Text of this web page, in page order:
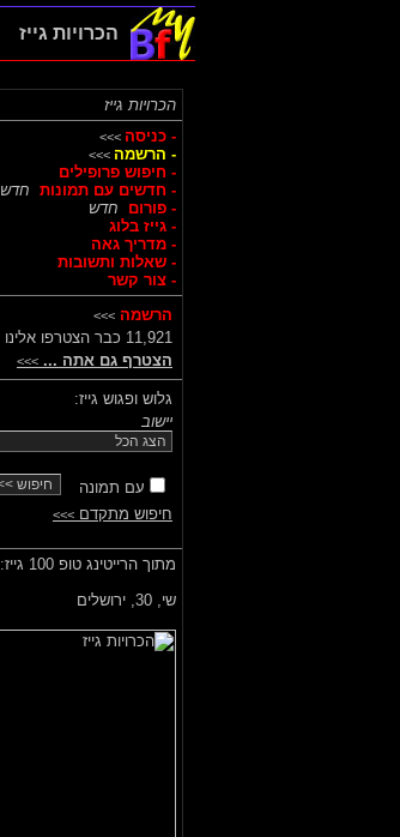
הכרויות גייז
הכרויות גייז
- כניסה >>>
- הרשמה >>>
- חיפוש פרופילים
- חדשים עם תמונות חדש
- פורום
חדש
- גייז בלוג
- מדריך גאה
- שאלות ותשובות
- צור קשר
הרשמה >>>
11,921 כבר הצטרפו אלינו
הצטרף גם אתה ... >>>
גלוש ופגוש גייז:
יישוב
עם תמונה
חיפוש מתקדם >>>
מתוך הרייטינג טופ 100 גייז:
שי, 30, ירושלים